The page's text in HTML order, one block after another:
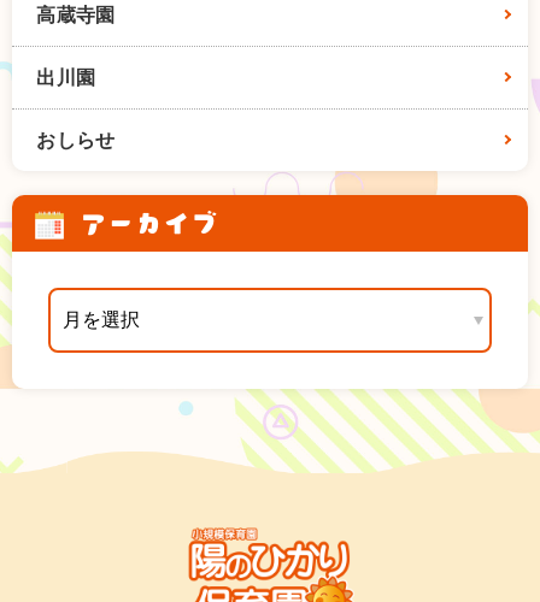
高蔵寺園
出川園
おしらせ
アーカイブ